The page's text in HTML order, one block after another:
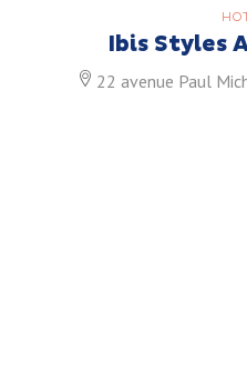
Ibis Styles
22 avenue Paul